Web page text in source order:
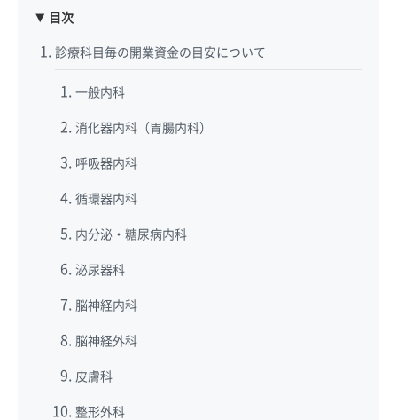
目次
診療科目毎の開業資金の目安について
一般内科
消化器内科（胃腸内科）
呼吸器内科
循環器内科
内分泌・糖尿病内科
泌尿器科
脳神経内科
脳神経外科
皮膚科
整形外科